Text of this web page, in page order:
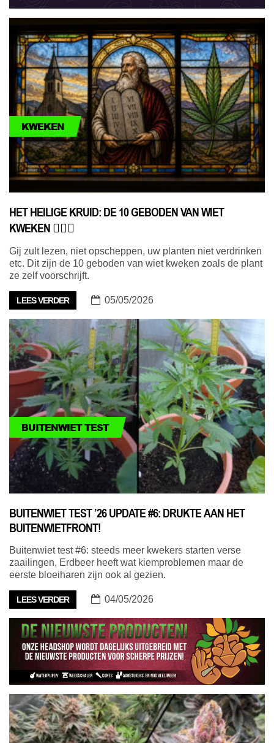
KWEKEN
HET HEILIGE KRUID: DE 10 GEBODEN VAN WIET
KWEKEN 🧔🏻‍♂️
Gij zult lezen, niet opscheppen, uw planten niet verdrinken
etc. Dit zijn de 10 geboden van wiet kweken zoals de plant
ze zelf voorschrijft.
LEES VERDER 05/05/2026
BUITENWIET TEST
BUITENWIET TEST ’26 UPDATE #6: DRUKTE AAN HET
BUITENWIETFRONT!
Buitenwiet test #6: steeds meer kwekers starten verse
zaailingen, Erdbeer heeft wat kiemproblemen maar de
eerste bloeiharen zijn ook al gezien.
LEES VERDER 04/05/2026